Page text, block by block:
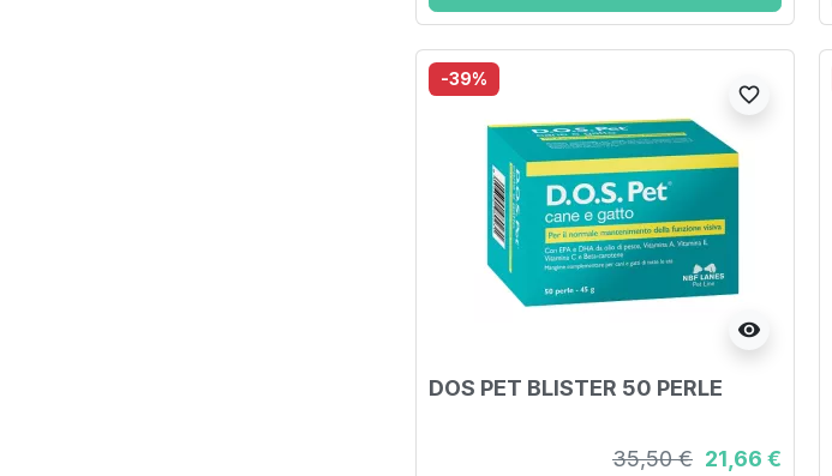
-39%
visibility
favorite_border
DOS PET BLISTER 50 PERLE
35,50 € 21,66 €